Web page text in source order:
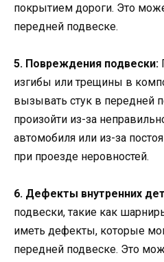
покрытием дороги. Это
передней подвеске.
5. Повреждения подвески:
изгибы или трещины в
вызывать стук в передней
произойти из-за
автомобиля или из-за
при проезде неровностей.
6. Дефекты внутренних
подвески, такие как
иметь дефекты, которые
передней подвеске. Это